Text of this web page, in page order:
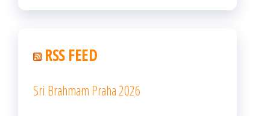
RSS FEED
Sri Brahmam Praha 2026